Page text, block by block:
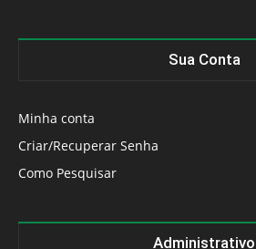
Sua Conta
Minha conta
Criar/Recuperar Senha
Como Pesquisar
Administrativo